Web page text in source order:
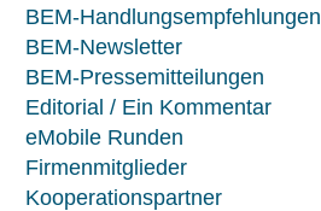
BEM-Handlungsempfehlungen
BEM-Newsletter
BEM-Pressemitteilungen
Editorial / Ein Kommentar
eMobile Runden
Firmenmitglieder
Kooperationspartner